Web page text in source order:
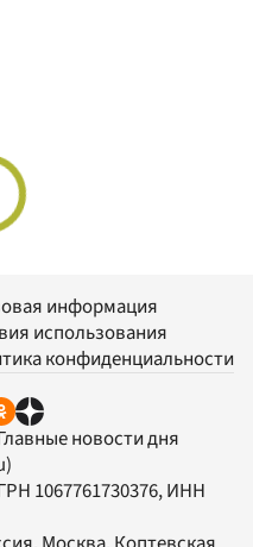
информация
использования
конфиденциальности
новости дня
1067761730376, ИНН